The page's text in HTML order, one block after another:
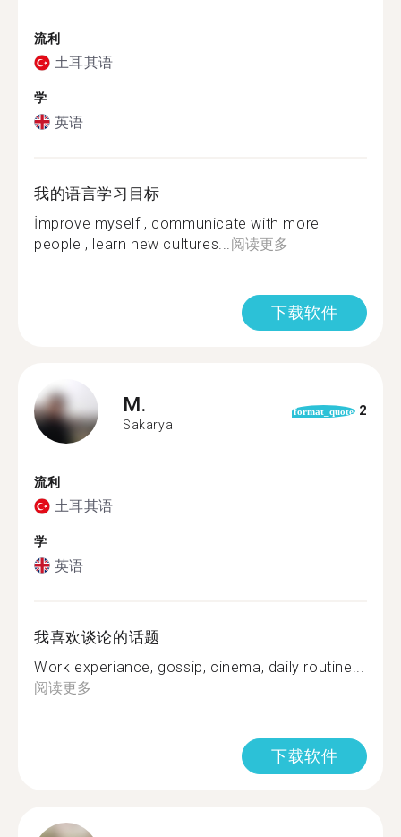
流利
土耳其语
学
英语
我的语言学习目标
İmprove myself , communicate with more
people , learn new cultures... 阅读更多
下载软件
M.
Sakarya
format_quote 2
流利
土耳其语
学
英语
我喜欢谈论的话题
Work experiance, gossip, cinema, daily routine...
阅读更多
下载软件